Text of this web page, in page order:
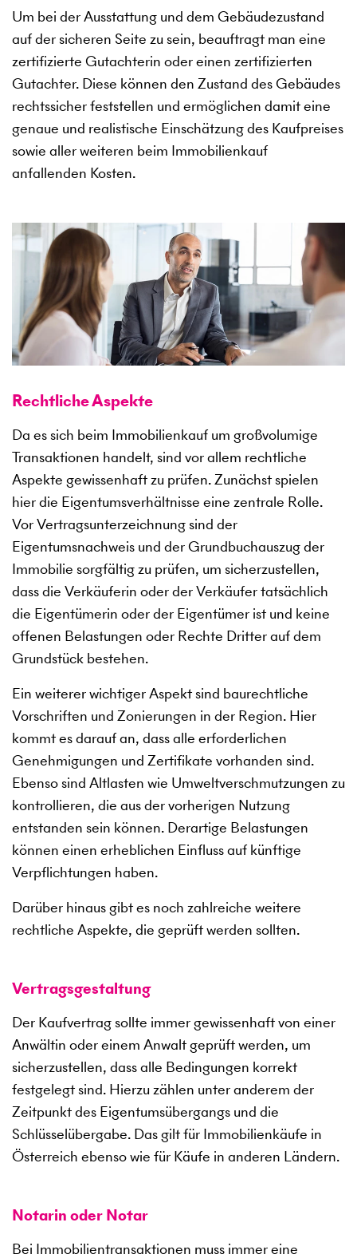
Um bei der Ausstattung und dem Gebäudezustand
auf der sicheren Seite zu sein, beauftragt man eine
zertifizierte Gutachterin oder einen zertifizierten
Gutachter. Diese können den Zustand des Gebäudes
rechtssicher feststellen und ermöglichen damit eine
genaue und realistische Einschätzung des Kaufpreises
sowie aller weiteren beim Immobilienkauf
anfallenden Kosten.
Rechtliche Aspekte
Da es sich beim Immobilienkauf um großvolumige
Transaktionen handelt, sind vor allem rechtliche
Aspekte gewissenhaft zu prüfen. Zunächst spielen
hier die Eigentumsverhältnisse eine zentrale Rolle.
Vor Vertragsunterzeichnung sind der
Eigentumsnachweis und der Grundbuchauszug der
Immobilie sorgfältig zu prüfen, um sicherzustellen,
dass die Verkäuferin oder der Verkäufer tatsächlich
die Eigentümerin oder der Eigentümer ist und keine
offenen Belastungen oder Rechte Dritter auf dem
Grundstück bestehen.
Ein weiterer wichtiger Aspekt sind baurechtliche
Vorschriften und Zonierungen in der Region. Hier
kommt es darauf an, dass alle erforderlichen
Genehmigungen und Zertifikate vorhanden sind.
Ebenso sind Altlasten wie Umweltverschmutzungen zu
kontrollieren, die aus der vorherigen Nutzung
entstanden sein können. Derartige Belastungen
können einen erheblichen Einfluss auf künftige
Verpflichtungen haben.
Darüber hinaus gibt es noch zahlreiche weitere
rechtliche Aspekte, die geprüft werden sollten.
Vertragsgestaltung
Der Kaufvertrag sollte immer gewissenhaft von einer
Anwältin oder einem Anwalt geprüft werden, um
sicherzustellen, dass alle Bedingungen korrekt
festgelegt sind. Hierzu zählen unter anderem der
Zeitpunkt des Eigentumsübergangs und die
Schlüsselübergabe. Das gilt für Immobilienkäufe in
Österreich ebenso wie für Käufe in anderen Ländern.
Notarin oder Notar
Bei Immobilientransaktionen muss immer eine